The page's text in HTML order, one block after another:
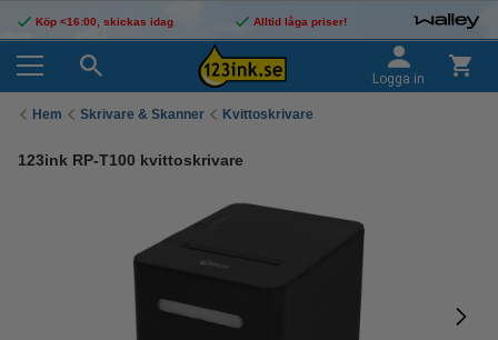
Köp <16:00, skickas idag Alltid låga priser!
Logga in
Hem Skrivare & Skanner Kvittoskrivare
123ink RP-T100 kvittoskrivare